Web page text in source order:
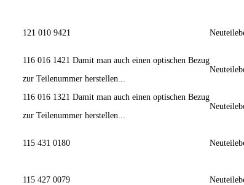
121 010 9421
116 016 1421 Damit man auch einen optischen Bezug
zur Teilenummer herstellen...
116 016 1321 Damit man auch einen optischen Bezug
zur Teilenummer herstellen...
115 431 0180
115 427 0079